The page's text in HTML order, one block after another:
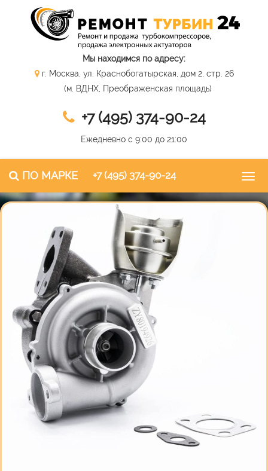
Мы находимся по адресу:
г. Москва, ул. Краснобогатырская, дом 2, стр. 26
(м. ВДНХ, Преображенская площадь)
+7 (495) 374-90-24
Ежедневно с 9:00 до 21:00
ПО МАРКЕ +7 (495) 374-90-24